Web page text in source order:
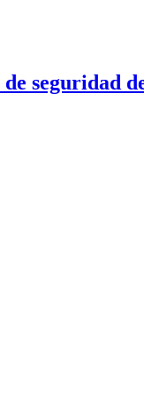
seguridad